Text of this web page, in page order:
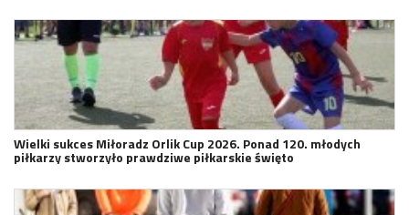
Wielki sukces Miłoradz Orlik Cup 2026. Ponad 120. młodych
piłkarzy stworzyło prawdziwe piłkarskie święto